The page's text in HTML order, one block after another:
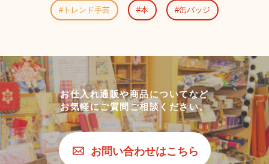
トレンド手芸 本 缶バッジ
お仕入れ通販や商品についてなど
お気軽にご質問ご相談ください。
お問い合わせはこちら